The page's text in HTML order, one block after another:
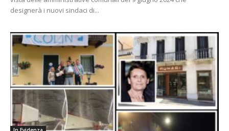
designerà i nuovi sindaci di...